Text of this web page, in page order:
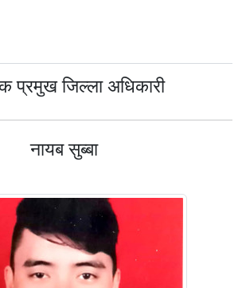
प्रमुख जिल्ला अधिकारी
नायब सुब्बा